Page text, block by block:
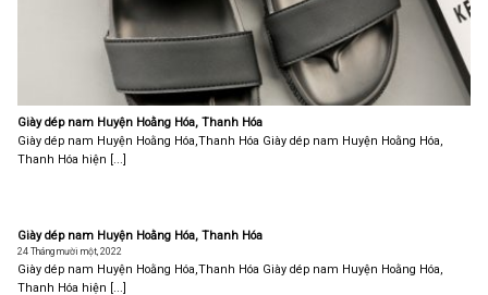
Giày dép nam Huyện Hoằng Hóa, Thanh Hóa
Giày dép nam Huyện Hoằng Hóa,Thanh Hóa Giày dép nam Huyện Hoằng Hóa,
Thanh Hóa hiện [...]
Giày dép nam Huyện Hoằng Hóa, Thanh Hóa
24 Tháng mười một, 2022
Giày dép nam Huyện Hoằng Hóa,Thanh Hóa Giày dép nam Huyện Hoằng Hóa,
Thanh Hóa hiện [...]